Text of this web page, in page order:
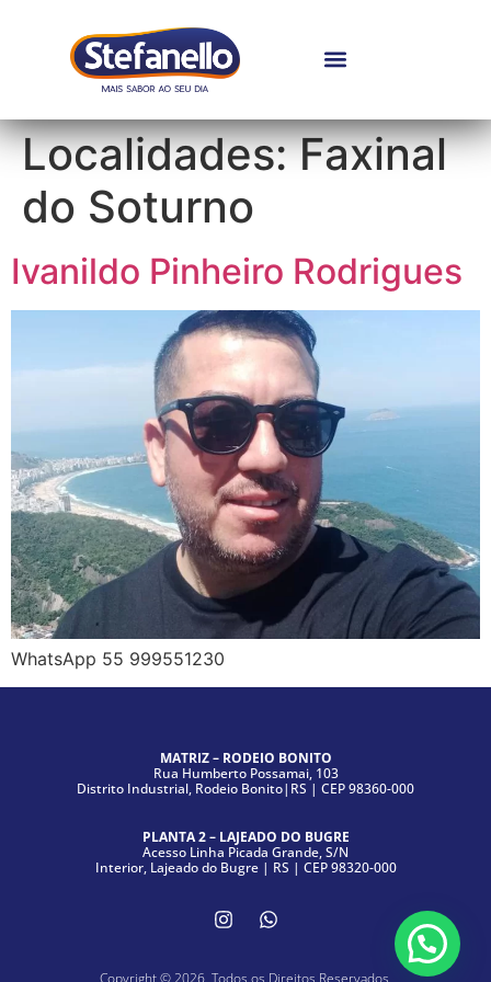
Localidades:Faxinal
do Soturno
Ivanildo Pinheiro Rodrigues
WhatsApp 55 999551230
MATRIZ – RODEIO BONITO
Rua Humberto Possamai, 103
Distrito Industrial, Rodeio Bonito|RS | CEP 98360-000
PLANTA 2 – LAJEADO DO BUGRE
Acesso Linha Picada Grande, S/N
Interior, Lajeado do Bugre | RS | CEP 98320-000